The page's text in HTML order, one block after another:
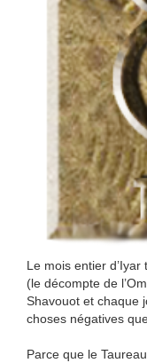
Le mois entier
(le décompte de
Shavouot et chaque
choses négatives
Parce que le